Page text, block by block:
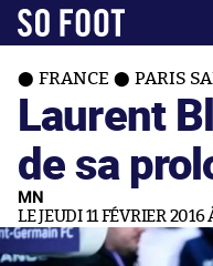
FRANCE PARIS
Laurent
de sa
MN
LE JEUDI 11 FÉVRIER 2016